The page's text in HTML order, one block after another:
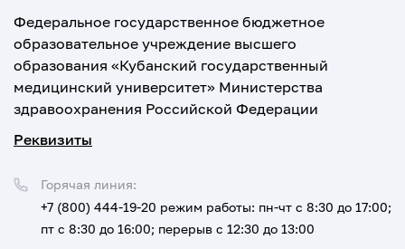
Федеральное государственное бюджетное
образовательное учреждение высшего
образования «Кубанский государственный
медицинский университет» Министерства
здравоохранения Российской Федерации
Реквизиты
Горячая линия:
+7 (800) 444-19-20 режим работы: пн-чт с 8:30 до 17:00;
пт с 8:30 до 16:00; перерыв с 12:30 до 13:00